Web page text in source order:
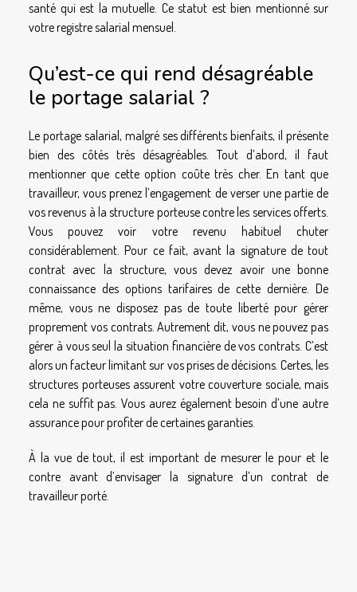
santé qui est la mutuelle. Ce statut est bien mentionné sur
votre registre salarial mensuel.
Qu’est-ce qui rend désagréable
le portage salarial ?
Le portage salarial, malgré ses différents bienfaits, il présente
bien des côtés très désagréables. Tout d’abord, il faut
mentionner que cette option coûte très cher. En tant que
travailleur, vous prenez l’engagement de verser une partie de
vos revenus à la structure porteuse contre les services offerts.
Vous pouvez voir votre revenu habituel chuter
considérablement. Pour ce fait, avant la signature de tout
contrat avec la structure, vous devez avoir une bonne
connaissance des options tarifaires de cette dernière. De
même, vous ne disposez pas de toute liberté pour gérer
proprement vos contrats. Autrement dit, vous ne pouvez pas
gérer à vous seul la situation financière de vos contrats. C’est
alors un facteur limitant sur vos prises de décisions. Certes, les
structures porteuses assurent votre couverture sociale, mais
cela ne suffit pas. Vous aurez également besoin d’une autre
assurance pour profiter de certaines garanties.
À la vue de tout, il est important de mesurer le pour et le
contre avant d’envisager la signature d’un contrat de
travailleur porté.